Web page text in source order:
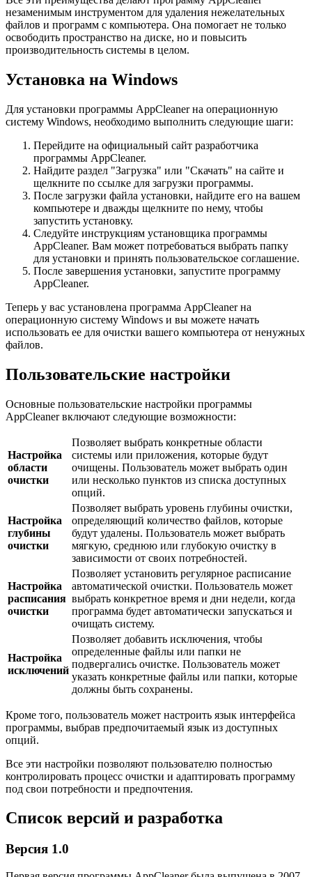
незаменимым инструментом для удаления нежелательных
файлов и программ с компьютера. Она помогает не только
освободить пространство на диске, но и повысить
производительность системы в целом.
Установка на Windows
Для установки программы AppCleaner на операционную
систему Windows, необходимо выполнить следующие шаги:
Перейдите на официальный сайт разработчика
программы AppCleaner.
Найдите раздел "Загрузка" или "Скачать" на сайте и
щелкните по ссылке для загрузки программы.
После загрузки файла установки, найдите его на вашем
компьютере и дважды щелкните по нему, чтобы
запустить установку.
Следуйте инструкциям установщика программы
AppCleaner. Вам может потребоваться выбрать папку
для установки и принять пользовательское соглашение.
После завершения установки, запустите программу
AppCleaner.
Теперь у вас установлена программа AppCleaner на
операционную систему Windows и вы можете начать
использовать ее для очистки вашего компьютера от ненужных
файлов.
Пользовательские настройки
Основные пользовательские настройки программы
AppCleaner включают следующие возможности:
Настройка
области
очистки
Позволяет выбрать конкретные области
системы или приложения, которые будут
очищены. Пользователь может выбрать один
или несколько пунктов из списка доступных
опций.
Настройка
глубины
очистки
Позволяет выбрать уровень глубины очистки,
определяющий количество файлов, которые
будут удалены. Пользователь может выбрать
мягкую, среднюю или глубокую очистку в
зависимости от своих потребностей.
Настройка
расписания
очистки
Позволяет установить регулярное расписание
автоматической очистки. Пользователь может
выбрать конкретное время и дни недели, когда
программа будет автоматически запускаться и
очищать систему.
Настройка
исключений
Позволяет добавить исключения, чтобы
определенные файлы или папки не
подвергались очистке. Пользователь может
указать конкретные файлы или папки, которые
должны быть сохранены.
Кроме того, пользователь может настроить язык интерфейса
программы, выбрав предпочитаемый язык из доступных
опций.
Все эти настройки позволяют пользователю полностью
контролировать процесс очистки и адаптировать программу
под свои потребности и предпочтения.
Список версий и разработка
Версия 1.0